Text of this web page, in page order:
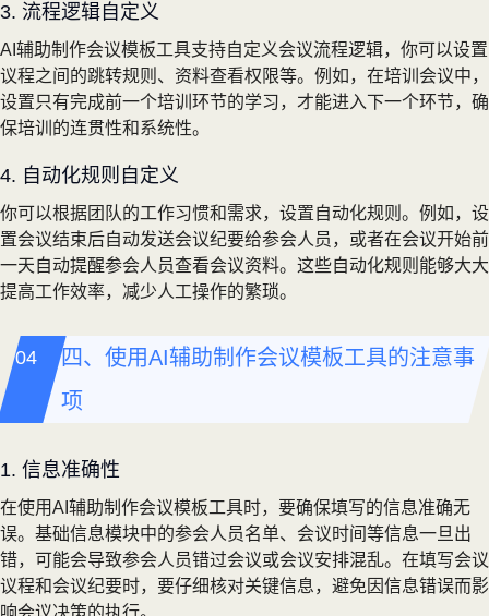
3. 流程逻辑自定义
AI辅助制作会议模板工具支持自定义会议流程逻辑，你可以设置
议程之间的跳转规则、资料查看权限等。例如，在培训会议中，
设置只有完成前一个培训环节的学习，才能进入下一个环节，确
保培训的连贯性和系统性。
4. 自动化规则自定义
你可以根据团队的工作习惯和需求，设置自动化规则。例如，设
置会议结束后自动发送会议纪要给参会人员，或者在会议开始前
一天自动提醒参会人员查看会议资料。这些自动化规则能够大大
提高工作效率，减少人工操作的繁琐。
四、使用AI辅助制作会议模板工具的注意事
项
1. 信息准确性
在使用AI辅助制作会议模板工具时，要确保填写的信息准确无
误。基础信息模块中的参会人员名单、会议时间等信息一旦出
错，可能会导致参会人员错过会议或会议安排混乱。在填写会议
议程和会议纪要时，要仔细核对关键信息，避免因信息错误而影
响会议决策的执行。